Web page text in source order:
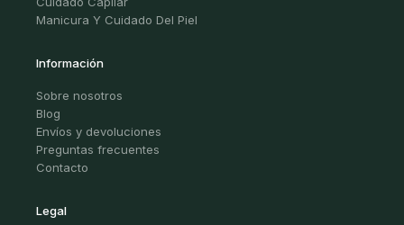
Manicura Y Cuidado Del Piel
Información
Sobre nosotros
Blog
Envíos y devoluciones
Preguntas frecuentes
Contacto
Legal